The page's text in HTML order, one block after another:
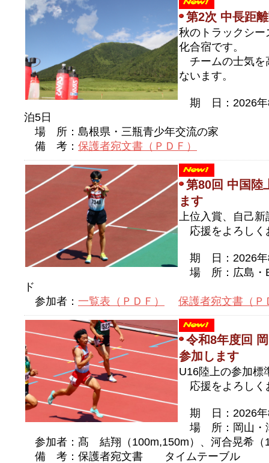
第2次 中長距
秋のトラックシ
化合宿です。
チームの士気を
ないます。
期 日：2026年
泊5日
場 所：島根県・三瓶青少年交流の家
備 考： 保護者宛文書（ＰＤＦ）
第80回 中国陸
ます
上位入賞、自己
応援をよろしく
期 日：2026年
場 所：広島・
ド
参加者： 一覧表（ＰＤＦ） 保護者宛文書（Ｐ
令和8年度回
参加します
U16陸上の参加標
応援をよろしく
期 日：2026年
場 所：岡山・
参加者：髙 結翔（100m,150m）、河合晃希（
備 考：保護者宛文書 タイムテーブル